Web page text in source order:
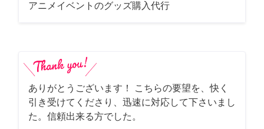
アニメイベントのグッズ購入代行
ありがとうございます！ こちらの要望を、快く
引き受けてくださり、迅速に対応して下さいまし
た。信頼出来る方でした。